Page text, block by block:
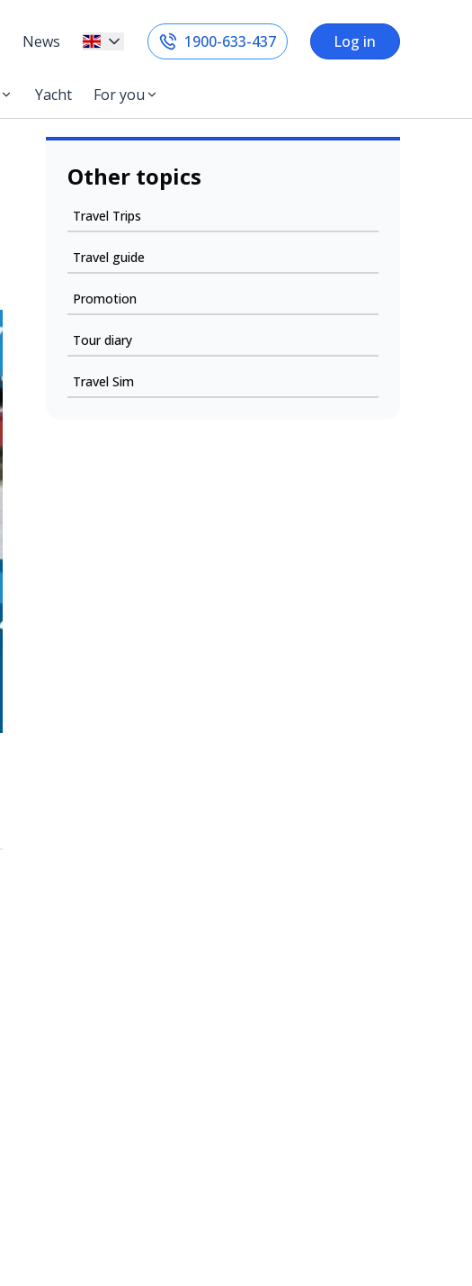
News 1900-633-437 Log in
Yacht For you
Other topics
Travel Trips
Travel guide
Promotion
Tour diary
Travel Sim